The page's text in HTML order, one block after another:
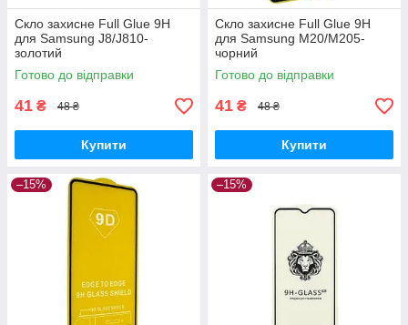
Скло захисне Full Glue 9H
для Samsung J8/J810-
золотий
Готово до відправки
41 ₴ 48 ₴
Купити
Скло захисне Full Glue 9H
для Samsung M20/M205-
чорний
Готово до відправки
41 ₴ 48 ₴
Купити
–15% –15%